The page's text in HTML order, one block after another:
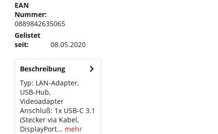
EAN
Nummer:
0889842635065
Gelistet
seit:
08.05.2020
Beschreibung
Typ: LAN-Adapter,
USB-Hub,
Videoadapter
Anschluß: 1x USB-C 3.1
(Stecker via Kabel,
DisplayPort... mehr